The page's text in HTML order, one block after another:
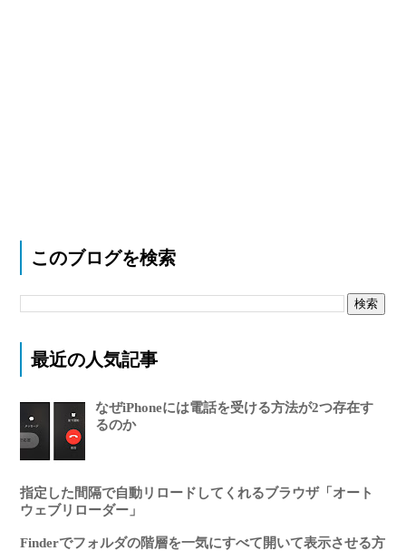
このブログを検索
最近の人気記事
なぜiPhoneには電話を受ける方法が2つ存在す
るのか
指定した間隔で自動リロードしてくれるブラウザ「オート
ウェブリローダー」
Finderでフォルダの階層を一気にすべて開いて表示させる方